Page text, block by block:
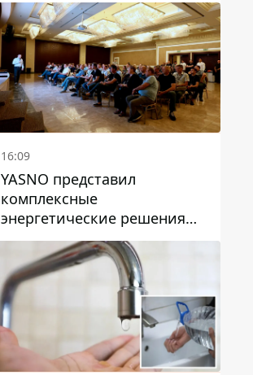
16:09
YASNO представил
комплексные
энергетические решения
для бизнеса в Днепре